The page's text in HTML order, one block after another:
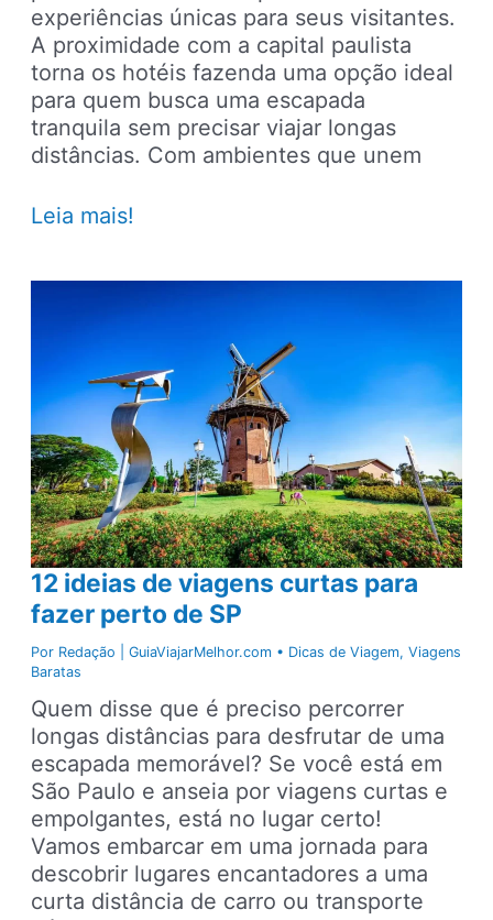
experiências únicas para seus visitantes.
A proximidade com a capital paulista
torna os hotéis fazenda uma opção ideal
para quem busca uma escapada
tranquila sem precisar viajar longas
distâncias. Com ambientes que unem
9
fazenda
de
São
Paulo
Leia mais!
12 ideias de viagens curtas para
fazer perto de SP
Por Redação | GuiaViajarMelhor.com • Dicas de Viagem,Viagens
Baratas
Quem disse que é preciso percorrer
longas distâncias para desfrutar de uma
escapada memorável? Se você está em
São Paulo e anseia por viagens curtas e
empolgantes, está no lugar certo!
Vamos embarcar em uma jornada para
descobrir lugares encantadores a uma
curta distância de carro ou transporte